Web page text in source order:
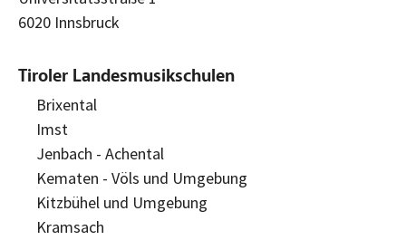
6020 Innsbruck
Tiroler Landesmusikschulen
Brixental
Imst
Jenbach - Achental
Kematen - Völs und Umgebung
Kitzbühel und Umgebung
Kramsach